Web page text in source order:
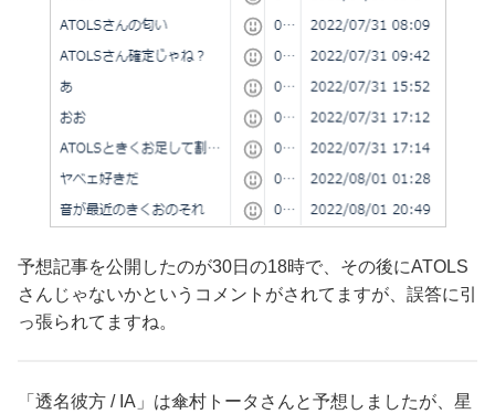
予想記事を公開したのが30日の18時で、その後にATOLS
さんじゃないかというコメントがされてますが、誤答に引
っ張られてますね。
「透名彼方 / IA」は傘村トータさんと予想しましたが、星